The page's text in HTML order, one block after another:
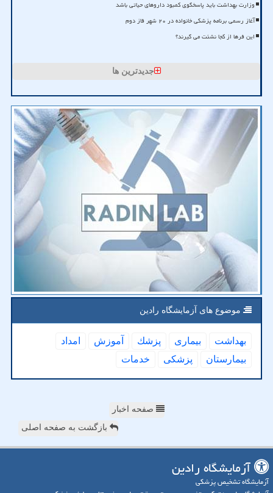
وزارت بهداشت باید پاسخگوی کمبود داروهای حیاتی باشد
آغاز رسمی برنامه پزشکی خانواده در ۲۰ شهر فاز دوم
این فرها از کجا نشئت می گیرند؟
جدیدترین ها
موضوع های آزمایشگاه رادین
بهداشت بیماری پزشك آموزش
امداد
بیمارستان
پزشكی خدمات
صفحه اخبار
بازگشت به صفحه اصلی
آزمایشگاه رادین
آزمایشگاه تشخیص پزشکی